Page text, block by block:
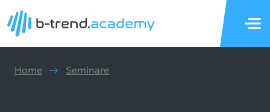
Home Seminare